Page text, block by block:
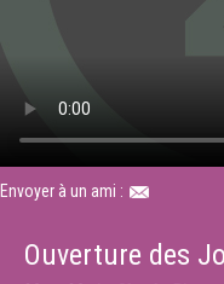
Envoyer à un ami :
Ouverture des